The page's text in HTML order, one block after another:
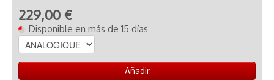
229,00 €
Disponible en más de 15 días
Añadir